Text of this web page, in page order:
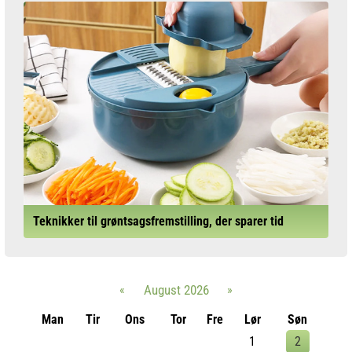
Teknikker til grøntsagsfremstilling, der sparer tid
« August 2026
»
Man
Tir Ons Tor Fre Lør
Søn
1
2